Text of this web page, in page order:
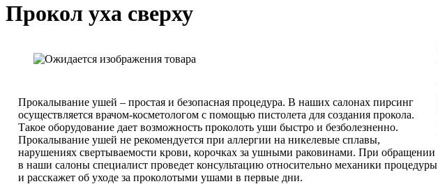
Прокол уха сверху
Прокалывание ушей – простая и безопасная процедура. В наших салонах пирсинг
осуществляется врачом-косметологом с помощью пистолета для создания прокола.
Такое оборудование дает возможность проколоть уши быстро и безболезненно.
Прокалывание ушей не рекомендуется при аллергии на никелевые сплавы,
нарушениях свертываемости крови, корочках за ушными раковинами. При обращении
в наши салоны специалист проведет консультацию относительно механики процедуры
и расскажет об уходе за проколотыми ушами в первые дни.